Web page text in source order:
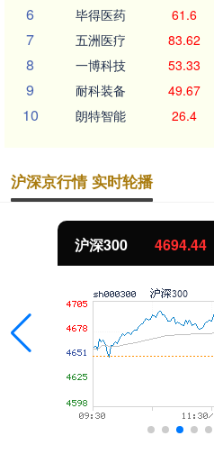
6 毕得医药 61.6
7 五洲医疗 83.62
8 一博科技 53.33
9 耐科装备 49.67
10 朗特智能 26.4
沪深京行情 实时轮播
沪深300 4694.44